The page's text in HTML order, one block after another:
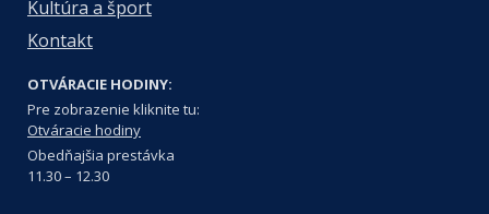
Kultúra a šport
Kontakt
OTVÁRACIE HODINY:
Pre zobrazenie kliknite tu:
Otváracie hodiny
Obedňajšia prestávka
11.30 – 12.30